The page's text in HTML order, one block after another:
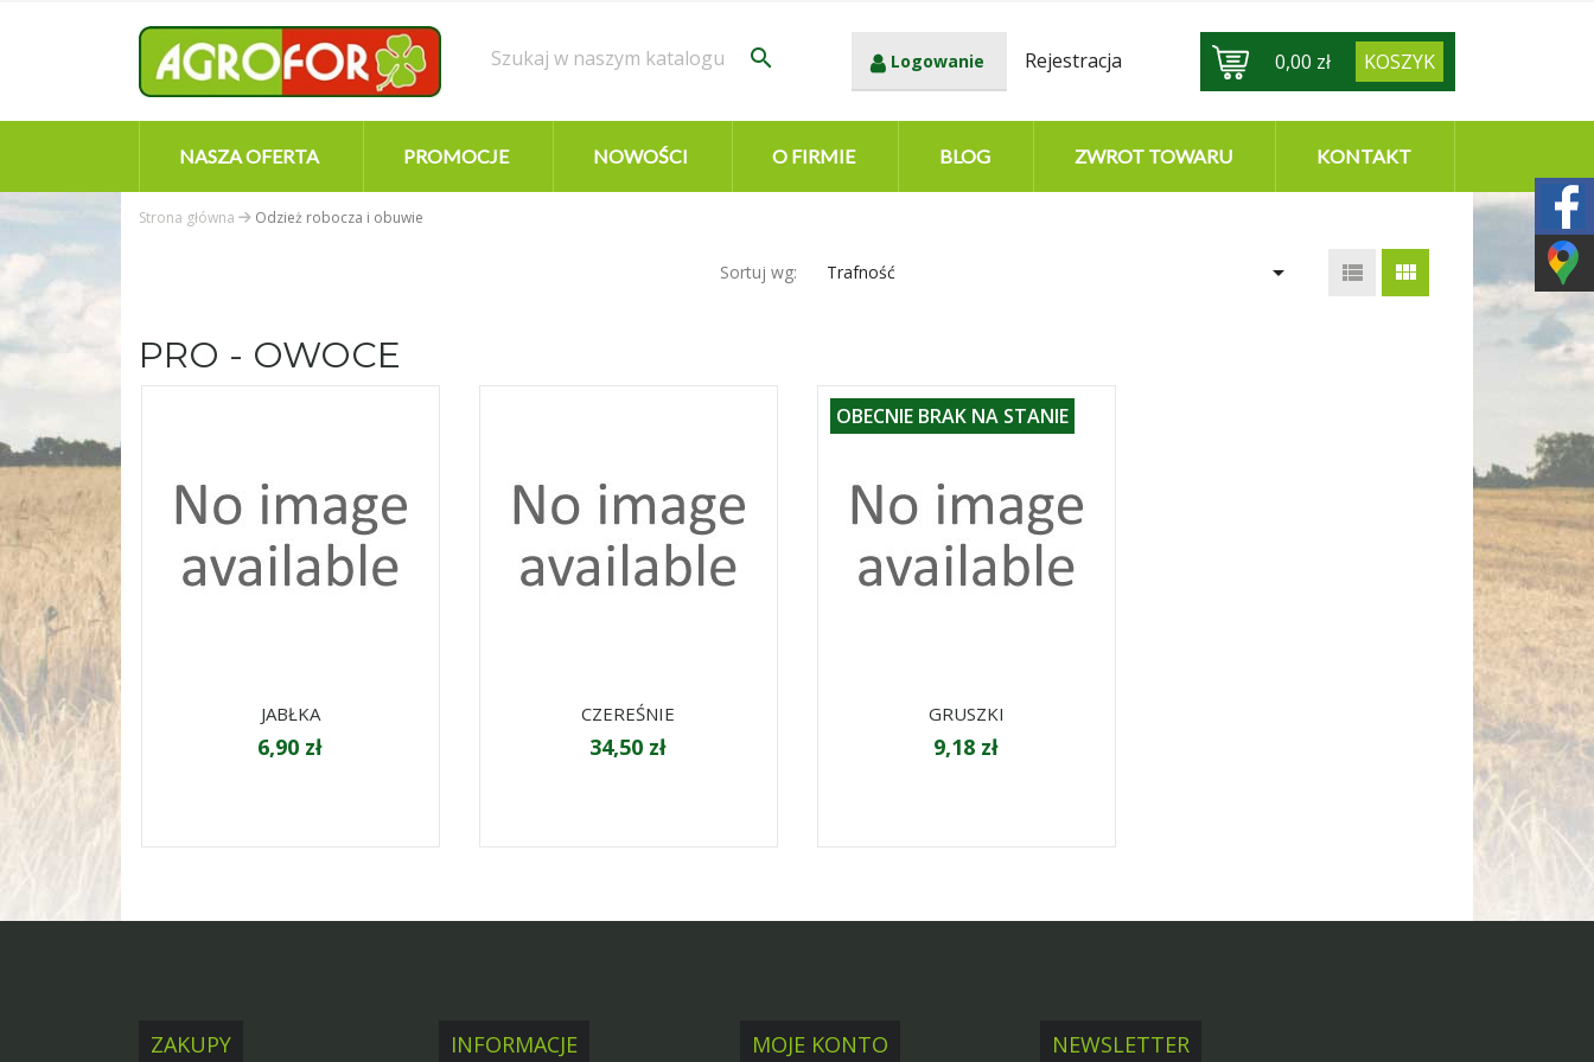
search Logowanie Rejestracja 0,00 zł KOSZYK
NASZA OFERTA PROMOCJE NOWOŚCI O FIRMIE BLOG ZWROT TOWARU KONTAKT
Strona główna Odzież robocza i obuwie
Sortuj wg: Trafność   
PRO - OWOCE
JABŁKA
6,90 zł
CZEREŚNIE
34,50 zł
GRUSZKI
9,18 zł
OBECNIE BRAK NA STANIE
ZAKUPY INFORMACJE MOJE KONTO NEWSLETTER